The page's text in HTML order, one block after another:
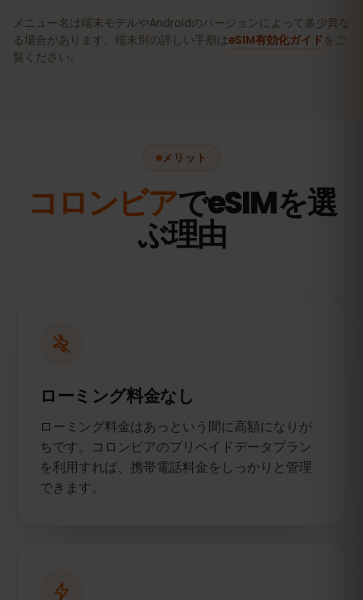
メニュー名は端末モデルやAndroidのバージョンによって多少異な
る場合があります。端末別の詳しい手順はeSIM有効化ガイドをご
覧ください。
メリット
コロンビアでeSIMを選
ぶ理由
ローミング料金なし
ローミング料金はあっという間に高額になりが
ちです。コロンビアのプリペイドデータプラン
を利用すれば、携帯電話料金をしっかりと管理
できます。